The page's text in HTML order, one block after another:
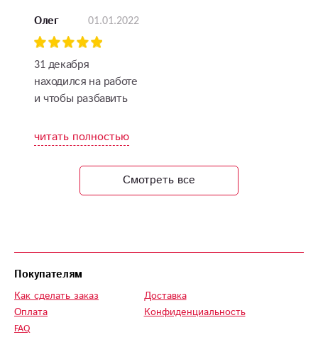
Олег 01.01.2022
31 декабря
находился на работе
и чтобы разбавить
праздничный день
для своей жены,
заказал букет
"Родные просторы",
уж очень моя
Спасибо вам за эту
чудесно
работу!
читать полностью
Смотреть все
Покупателям
Как сделать заказ
Оплата
FAQ
Доставка
Конфиденциальность